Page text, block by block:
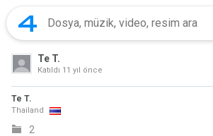
Te T.
Katıldı 11 yıl önce
Te T.
Thailand
2